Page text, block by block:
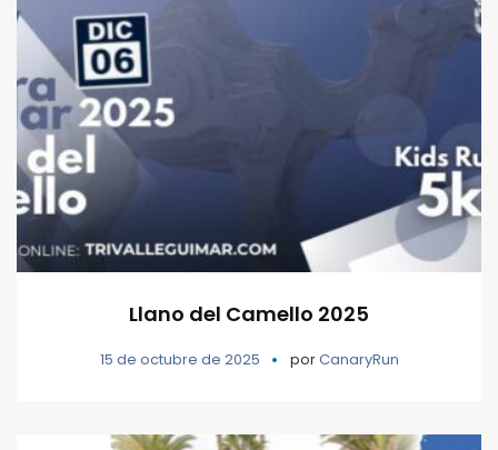
Llano del Camello 2025
15 de octubre de 2025 porCanaryRun